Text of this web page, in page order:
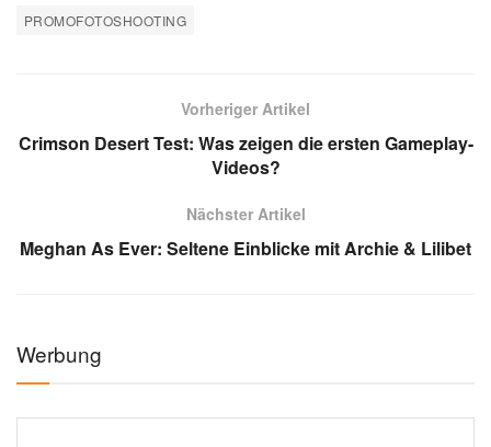
PROMOFOTOSHOOTING
Vorheriger Artikel
Crimson Desert Test: Was zeigen die ersten Gameplay-
Videos?
Nächster Artikel
Meghan As Ever: Seltene Einblicke mit Archie & Lilibet
Werbung